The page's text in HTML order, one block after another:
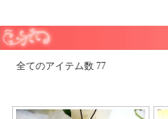
全てのアイテ